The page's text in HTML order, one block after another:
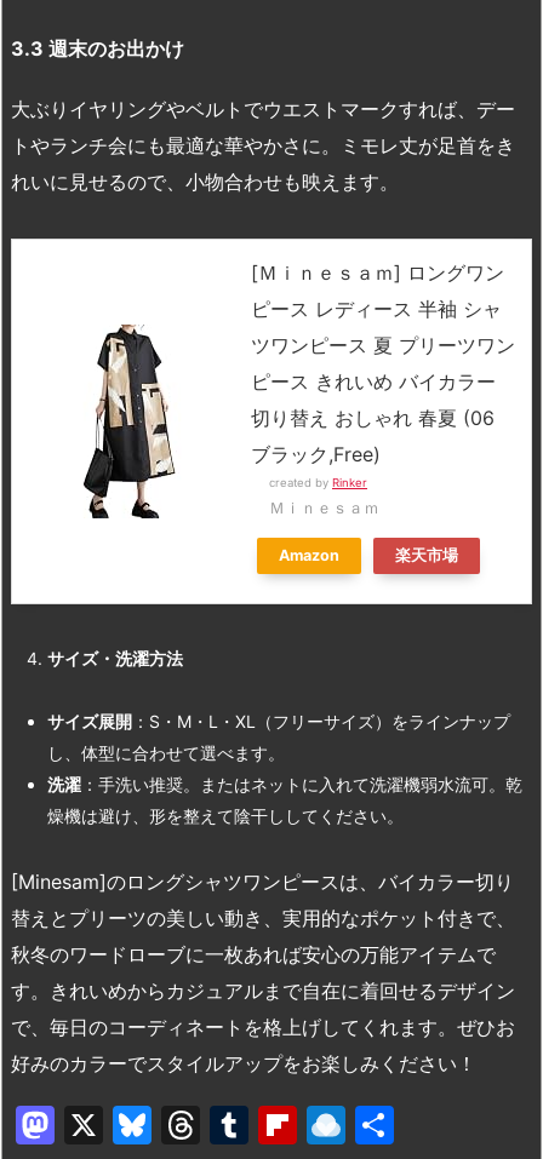
3.3 週末のお出かけ
大ぶりイヤリングやベルトでウエストマークすれば、デー
トやランチ会にも最適な華やかさに。ミモレ丈が足首をき
れいに見せるので、小物合わせも映えます。
[Ｍｉｎｅｓａｍ] ロングワン
ピース レディース 半袖 シャ
ツワンピース 夏 プリーツワン
ピース きれいめ バイカラー
切り替え おしゃれ 春夏 (06
ブラック,Free)
created by Rinker
Ｍｉｎｅｓａｍ
Amazon 楽天市場
サイズ・洗濯方法
サイズ展開 ：S・M・L・XL（フリーサイズ）をラインナップ
し、体型に合わせて選べます。
洗濯 ：手洗い推奨。またはネットに入れて洗濯機弱水流可。乾
燥機は避け、形を整えて陰干ししてください。
[Minesam]のロングシャツワンピースは、バイカラー切り
替えとプリーツの美しい動き、実用的なポケット付きで、
秋冬のワードローブに一枚あれば安心の万能アイテムで
す。きれいめからカジュアルまで自在に着回せるデザイン
で、毎日のコーディネートを格上げしてくれます。ぜひお
好みのカラーでスタイルアップをお楽しみください！
M X
Bl
T
T
Fl R